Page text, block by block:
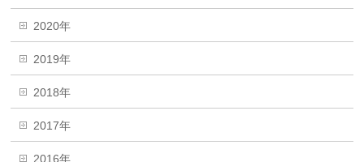
2020年
2019年
2018年
2017年
2016年